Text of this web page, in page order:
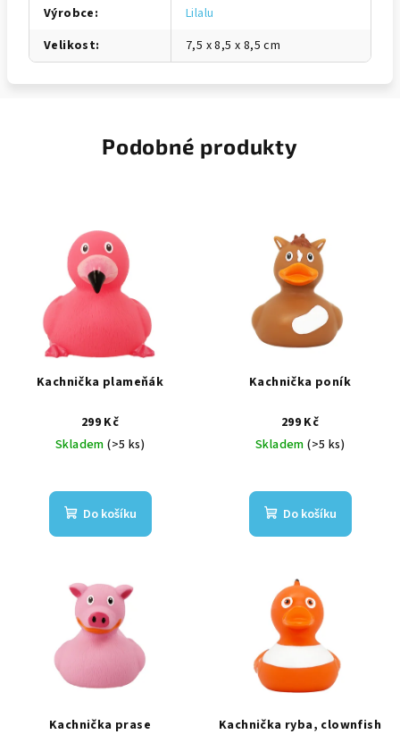
Výrobce:
Lilalu
Velikost: 7,5 x 8,5 x 8,5 cm
Podobné produkty
Kachnička plameňák
299 Kč
Skladem(>5 ks)
Do košíku
Kachnička poník
299 Kč
Skladem(>5 ks)
Do košíku
Kachnička prase Kachnička ryba, clownfish